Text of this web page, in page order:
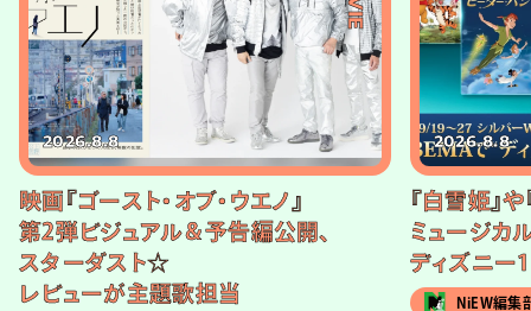
2026.8.8
映画『ゴースト・オブ・ウエノ』
第2弾ビジュアル＆予告編公開、
スターダスト☆
レビューが主題歌担当
2026.8.8
『白雪姫』
ミュージカル
ディズニー
NiEW編集